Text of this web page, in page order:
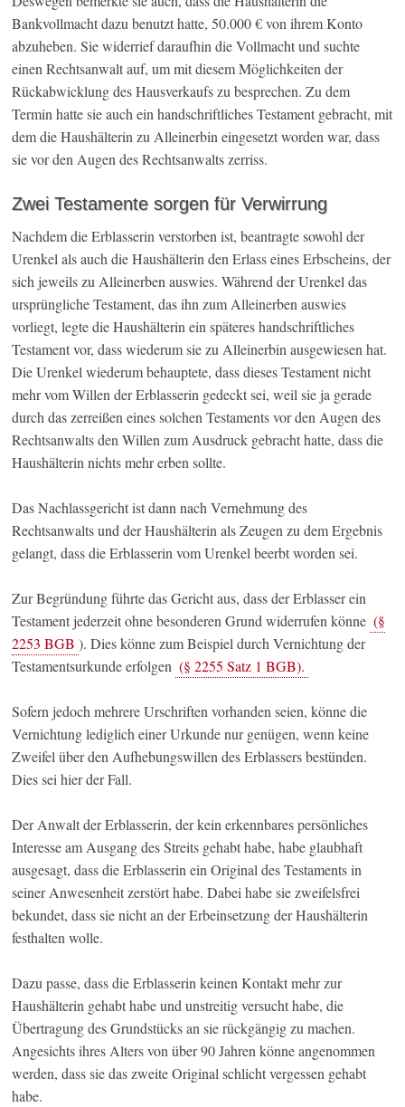
Bankvollmacht dazu benutzt hatte, 50.000 € von ihrem Konto
abzuheben. Sie widerrief daraufhin die Vollmacht und suchte
einen Rechtsanwalt auf, um mit diesem Möglichkeiten der
Rückabwicklung des Hausverkaufs zu besprechen. Zu dem
Termin hatte sie auch ein handschriftliches Testament gebracht, mit
dem die Haushälterin zu Alleinerbin eingesetzt worden war, dass
sie vor den Augen des Rechtsanwalts zerriss.
Zwei Testamente sorgen für Verwirrung
Nachdem die Erblasserin verstorben ist, beantragte sowohl der
Urenkel als auch die Haushälterin den Erlass eines Erbscheins, der
sich jeweils zu Alleinerben auswies. Während der Urenkel das
ursprüngliche Testament, das ihn zum Alleinerben auswies
vorliegt, legte die Haushälterin ein späteres handschriftliches
Testament vor, dass wiederum sie zu Alleinerbin ausgewiesen hat.
Die Urenkel wiederum behauptete, dass dieses Testament nicht
mehr vom Willen der Erblasserin gedeckt sei, weil sie ja gerade
durch das zerreißen eines solchen Testaments vor den Augen des
Rechtsanwalts den Willen zum Ausdruck gebracht hatte, dass die
Haushälterin nichts mehr erben sollte.
Das Nachlassgericht ist dann nach Vernehmung des
Rechtsanwalts und der Haushälterin als Zeugen zu dem Ergebnis
gelangt, dass die Erblasserin vom Urenkel beerbt worden sei.
Zur Begründung führte das Gericht aus, dass der Erblasser ein
Testament jederzeit ohne besonderen Grund widerrufen könne (§
2253 BGB ). Dies könne zum Beispiel durch Vernichtung der
Testamentsurkunde erfolgen (§ 2255 Satz 1 BGB).
Sofern jedoch mehrere Urschriften vorhanden seien, könne die
Vernichtung lediglich einer Urkunde nur genügen, wenn keine
Zweifel über den Aufhebungswillen des Erblassers bestünden.
Dies sei hier der Fall.
Der Anwalt der Erblasserin, der kein erkennbares persönliches
Interesse am Ausgang des Streits gehabt habe, habe glaubhaft
ausgesagt, dass die Erblasserin ein Original des Testaments in
seiner Anwesenheit zerstört habe. Dabei habe sie zweifelsfrei
bekundet, dass sie nicht an der Erbeinsetzung der Haushälterin
festhalten wolle.
Dazu passe, dass die Erblasserin keinen Kontakt mehr zur
Haushälterin gehabt habe und unstreitig versucht habe, die
Übertragung des Grundstücks an sie rückgängig zu machen.
Angesichts ihres Alters von über 90 Jahren könne angenommen
werden, dass sie das zweite Original schlicht vergessen gehabt
habe.